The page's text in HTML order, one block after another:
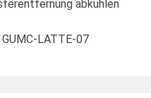
abkühlen
LATTE-07